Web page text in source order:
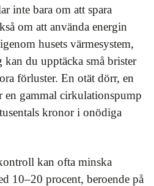
inte bara om att spara
om att använda energin
husets värmesystem,
du upptäcka små brister
förluster. En otät dörr, en
en gammal cirkulationspump
kronor i onödiga
kan ofta minska
10–20 procent, beroende på